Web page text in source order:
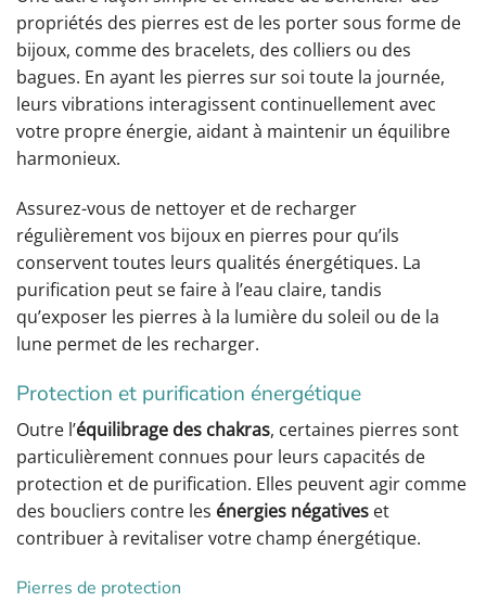
propriétés des pierres est de les porter sous forme de
bijoux, comme des bracelets, des colliers ou des
bagues. En ayant les pierres sur soi toute la journée,
leurs vibrations interagissent continuellement avec
votre propre énergie, aidant à maintenir un équilibre
harmonieux.
Assurez-vous de nettoyer et de recharger
régulièrement vos bijoux en pierres pour qu’ils
conservent toutes leurs qualités énergétiques. La
purification peut se faire à l’eau claire, tandis
qu’exposer les pierres à la lumière du soleil ou de la
lune permet de les recharger.
Protection et purification énergétique
Outre l’équilibrage des chakras, certaines pierres sont
particulièrement connues pour leurs capacités de
protection et de purification. Elles peuvent agir comme
des boucliers contre les énergies négatives et
contribuer à revitaliser votre champ énergétique.
Pierres de protection